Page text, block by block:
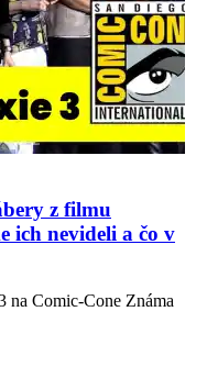
z filmu
ich nevideli a čo v
na Comic-Cone Známa